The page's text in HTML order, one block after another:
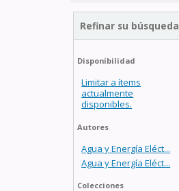
Refinar su búsqueda
Disponibilidad
Limitar a ítems
actualmente
disponibles.
Autores
Agua y Energía Eléct...
Agua y Energía Eléct...
Colecciones